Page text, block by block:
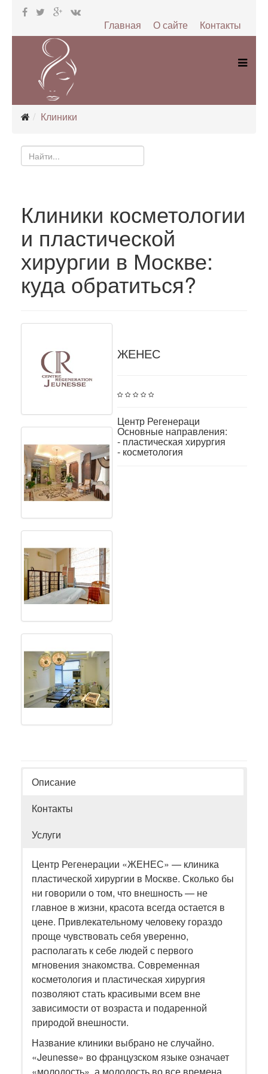
Контакты
О сайте
Главная
Клиники
Клиники косметологии
и пластической
хирургии в Москве:
куда обратиться?
ЖЕНЕС
Центр Регенераци
Основные направления:
- пластическая хирургия
- косметология
Описание
Контакты
Услуги
Центр Регенерации «ЖЕНЕС» — клиника
пластической хирургии в Москве. Сколько бы
ни говорили о том, что внешность — не
главное в жизни, красота всегда остается в
цене. Привлекательному человеку гораздо
проще чувствовать себя уверенно,
располагать к себе людей с первого
мгновения знакомства. Современная
косметология и пластическая хирургия
позволяют стать красивыми всем вне
зависимости от возраста и подаренной
природой внешности.
Название клиники выбрано не случайно.
«Jeunesse» во французском языке означает